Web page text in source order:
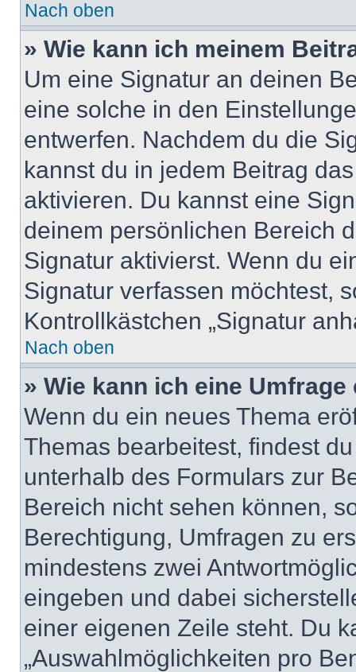
Nach oben
» Wie kann ich meinem
Um eine Signatur an deinen
eine solche in den
entwerfen. Nachdem du die
kannst du in jedem Beitrag
aktivieren. Du kannst eine
deinem persönlichen Bereich
Signatur aktivierst. Wenn du
Signatur verfassen möchtest,
Kontrollkästchen „Signatur
Nach oben
» Wie kann ich eine
Wenn du ein neues Thema
Themas bearbeitest, findest
unterhalb des Formulars zur
Bereich nicht sehen können,
Berechtigung, Umfragen zu
mindestens zwei
eingeben und dabei
einer eigenen Zeile steht. Du
„Auswahlmöglichkeiten pro